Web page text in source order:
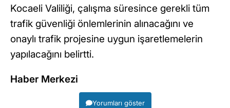
Kocaeli Valiliği, çalışma süresince gerekli tüm
trafik güvenliği önlemlerinin alınacağını ve
onaylı trafik projesine uygun işaretlemelerin
yapılacağını belirtti.
Haber Merkezi
Yorumları göster